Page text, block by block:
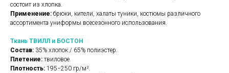
состоит из хлопка.
Применение: брюки, кители, халаты туники, костюмы различного
ассортимента униформы всесезонного использования.
Ткань ТВИЛЛ и БОСТОН
Состав: 35% хлопок / 65% полиэстер.
Плетение: твиловое.
Плотность: 195−250 гр/м².